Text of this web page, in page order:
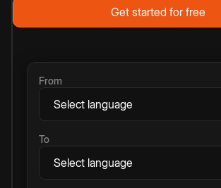
Get started for free
From
To